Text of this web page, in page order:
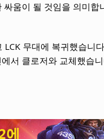
움이 될 것임을 의미
무대에 복귀했습니
서 클로저와 교체했습